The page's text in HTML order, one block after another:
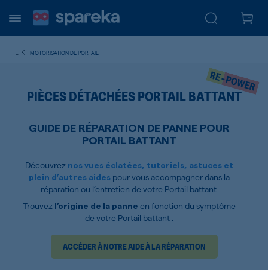
MOTORISATION DE PORTAIL
PIÈCES DÉTACHÉES PORTAIL BATTANT
GUIDE DE RÉPARATION DE PANNE POUR
PORTAIL BATTANT
Découvrez nos vues éclatées, tutoriels, astuces et
plein d’autres aides pour vous accompagner dans la
réparation ou l’entretien de votre Portail battant.
Trouvez l’origine de la panne en fonction du symptôme
de votre Portail battant :
ACCÉDER À NOTRE AIDE À LA RÉPARATION